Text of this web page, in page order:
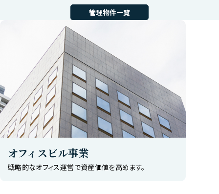
管理物件一覧
オフィスビル事業
戦略的なオフィス運営で資産価値を高めます。